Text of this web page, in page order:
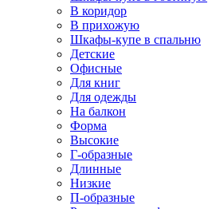
В коридор
В прихожую
Шкафы-купе в спальню
Детские
Офисные
Для книг
Для одежды
На балкон
Форма
Высокие
Г-образные
Длинные
Низкие
П-образные